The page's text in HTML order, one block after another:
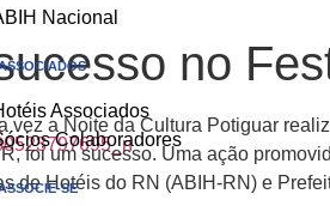
Nacional
Associados
Colaboradores
SE
no
vez a Noite da Cultura Potiguar
foi um sucesso. Uma ação
de Hotéis do RN (ABIH-RN) e